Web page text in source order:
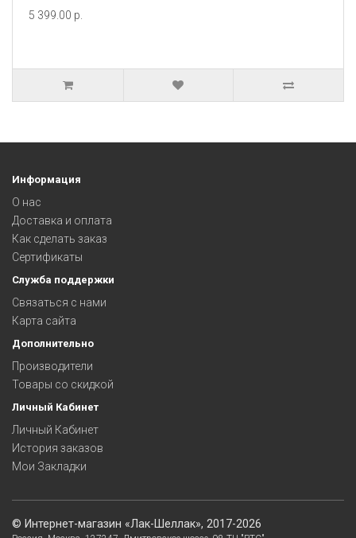
5 399.00 р.
Информация
О нас
Доставка и оплата
Как сделать заказ
Сертификаты
Служба поддержки
Связаться с нами
Карта сайта
Дополнительно
Производители
Товары со скидкой
Личный Кабинет
Личный Кабинет
История заказов
Мои Закладки
© Интернет-магазин «Лак-Шеллак», 2017-2026